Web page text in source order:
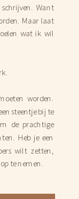
Want
Maar laat
wat ik wil
worden.
steentje bij te
de prachtige
Heb je een
wilt zetten,
te nemen.